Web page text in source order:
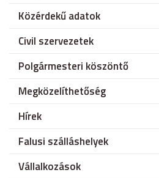
Közérdekű adatok
Civil szervezetek
Polgármesteri köszöntő
Megközelíthetőség
Hírek
Falusi szálláshelyek
Vállalkozások